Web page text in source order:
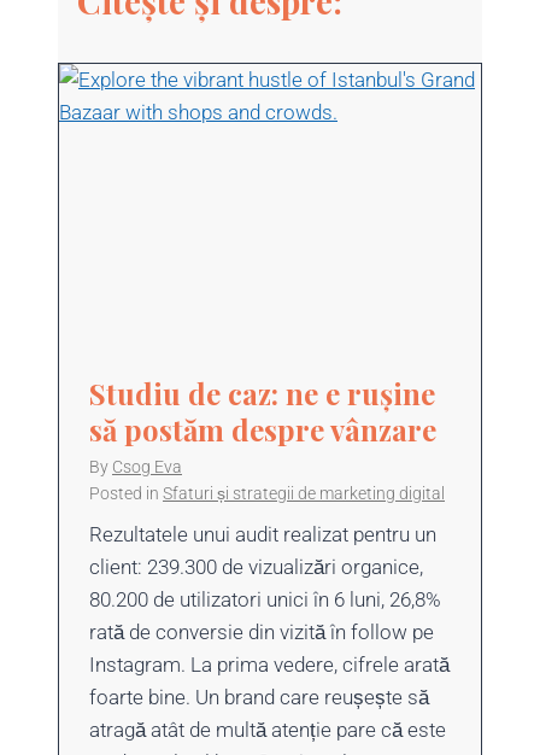
Studiu de caz: ne e rușine
să postăm despre vânzare
By Csog Eva
Posted in Sfaturi și strategii de marketing digital
Rezultatele unui audit realizat pentru un
client: 239.300 de vizualizări organice,
80.200 de utilizatori unici în 6 luni, 26,8%
rată de conversie din vizită în follow pe
Instagram. La prima vedere, cifrele arată
foarte bine. Un brand care reușește să
atragă atât de multă atenție pare că este